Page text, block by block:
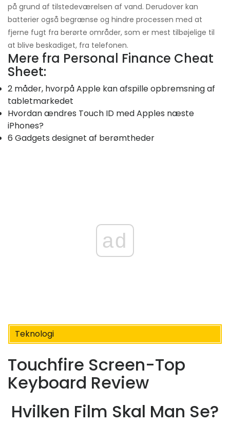
på grund af tilstedeværelsen af ​​vand. Derudover kan
batterier også begrænse og hindre processen med at
fjerne fugt fra berørte områder, som er mest tilbøjelige til
at blive beskadiget, fra telefonen.
Mere fra Personal Finance Cheat
Sheet:
2 måder, hvorpå Apple kan afspille opbremsning af
tabletmarkedet
Hvordan ændres Touch ID med Apples næste
iPhones?
6 Gadgets designet af berømtheder
ad
Teknologi
Touchfire Screen-Top
Keyboard Review
Hvilken Film Skal Man Se?